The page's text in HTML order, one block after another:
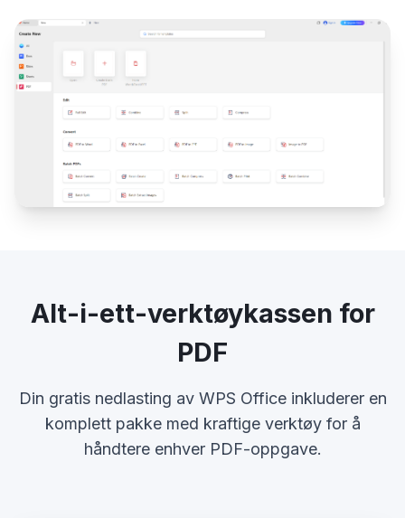
Alt-i-ett-verktøykassen for
PDF
Din gratis nedlasting av WPS Office inkluderer en
komplett pakke med kraftige verktøy for å
håndtere enhver PDF-oppgave.